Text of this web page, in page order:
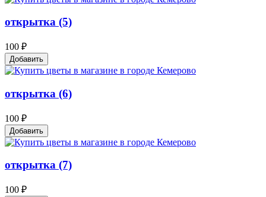
открытка (5)
100 ₽
Добавить
открытка (6)
100 ₽
Добавить
открытка (7)
100 ₽